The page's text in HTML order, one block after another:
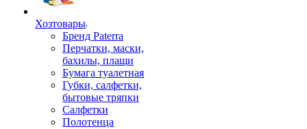
Хозтовары
Бренд Paterra
Перчатки, маски,
бахилы, плащи
Бумага туалетная
Губки, салфетки,
бытовые тряпки
Салфетки
Полотенца